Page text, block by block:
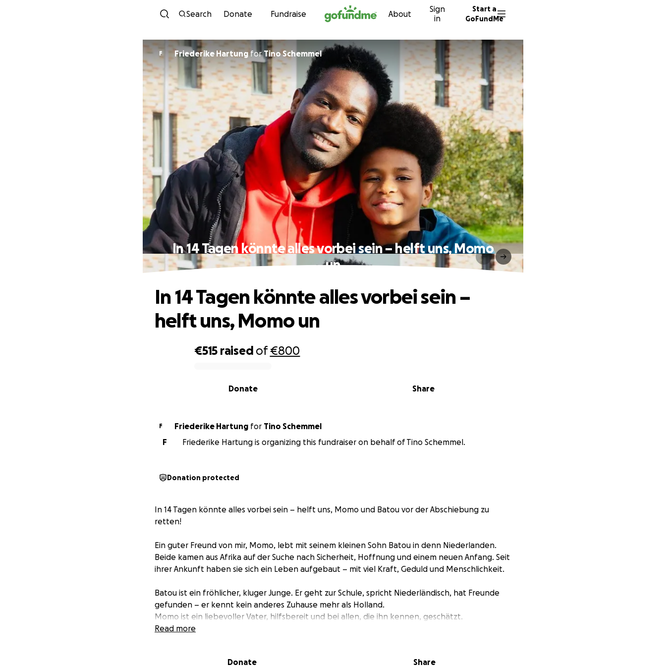
Skip to content
Search Donate Fundraise About
Sign
in
Start a
GoFundMe
F Friederike HartungforTino Schemmel
In 14 Tagen könnte alles vorbei sein – helft uns, Momo
un
€515 raised of€800
Share
Donate
In 14 Tagen könnte alles vorbei sein –
helft uns, Momo un
F Friederike Hartung for Tino Schemmel
F
Friederike Hartung is organizing this fundraiser on behalf of Tino Schemmel.
Donation protected
In 14 Tagen könnte alles vorbei sein – helft uns, Momo und Batou vor der Abschiebung zu
retten!
Ein guter Freund von mir, Momo, lebt mit seinem kleinen Sohn Batou in denn Niederlanden.
Beide kamen aus Afrika auf der Suche nach Sicherheit, Hoffnung und einem neuen Anfang. Seit
ihrer Ankunft haben sie sich ein Leben aufgebaut – mit viel Kraft, Geduld und Menschlichkeit.
Batou ist ein fröhlicher, kluger Junge. Er geht zur Schule, spricht Niederländisch, hat Freunde
gefunden – er kennt kein anderes Zuhause mehr als Holland.
Momo ist ein liebevoller Vater, hilfsbereit und bei allen, die ihn kennen, geschätzt.
Und das Schlimmste: Uns bleiben nur noch 14 Tage, um gegen diese Entscheidung Berufung
Read more
Donate Share